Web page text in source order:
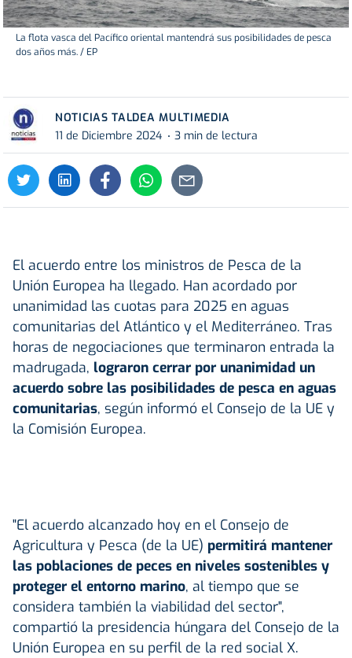
La flota vasca del Pacífico oriental mantendrá sus posibilidades de pesca
dos años más. / EP
NOTICIAS TALDEA MULTIMEDIA
11 de Diciembre 2024
3 min de lectura
El acuerdo entre los ministros de Pesca de la
Unión Europea ha llegado. Han acordado por
unanimidad las cuotas para 2025 en aguas
comunitarias del Atlántico y el Mediterráneo. Tras
horas de negociaciones que terminaron entrada la
madrugada, lograron cerrar por unanimidad un
acuerdo sobre las posibilidades de pesca en aguas
comunitarias, según informó el Consejo de la UE y
la Comisión Europea.
"El acuerdo alcanzado hoy en el Consejo de
Agricultura y Pesca (de la UE) permitirá mantener
las poblaciones de peces en niveles sostenibles y
proteger el entorno marino, al tiempo que se
considera también la viabilidad del sector",
compartió la presidencia húngara del Consejo de la
Unión Europea en su perfil de la red social X.